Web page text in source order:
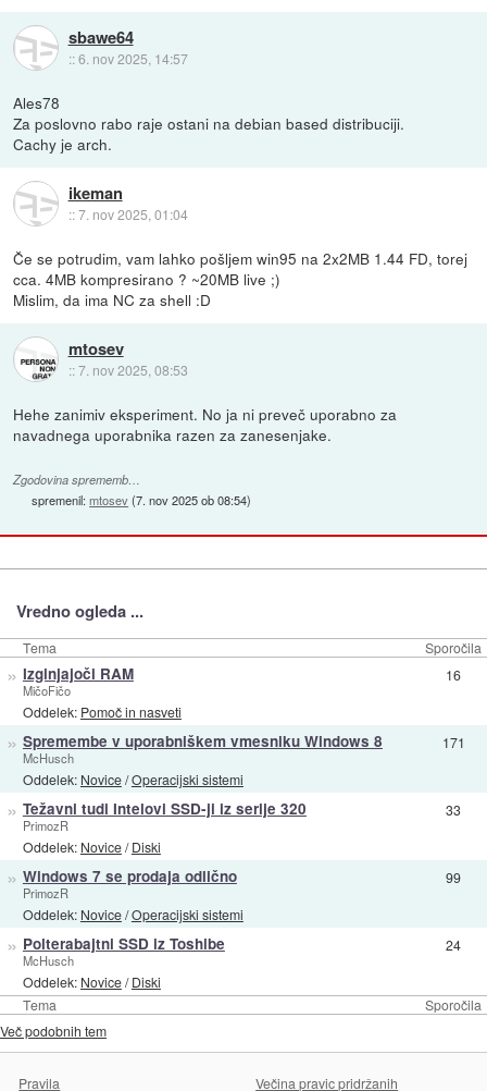
sbawe64
::6. nov 2025, 14:57
Ales78
Za poslovno rabo raje ostani na debian based distribuciji.
Cachy je arch.
ikeman
::7. nov 2025, 01:04
Če se potrudim, vam lahko pošljem win95 na 2x2MB 1.44 FD, torej
cca. 4MB kompresirano ? ~20MB live ;)
Mislim, da ima NC za shell :D
mtosev
::7. nov 2025, 08:53
Hehe zanimiv eksperiment. No ja ni preveč uporabno za
navadnega uporabnika razen za zanesenjake.
Zgodovina sprememb…
spremenil:mtosev(7. nov 2025 ob 08:54)
Vredno ogleda ...
Tema Sporočila
Tema Sporočila
» Izginjajoči RAM
MičoFičo
Oddelek: Pomoč in nasveti
16
» Spremembe v uporabniškem vmesniku Windows 8
McHusch
Oddelek: Novice/Operacijski sistemi
171
» Težavni tudi Intelovi SSD-ji iz serije 320
PrimozR
Oddelek: Novice/Diski
33
» Windows 7 se prodaja odlično
PrimozR
Oddelek: Novice/Operacijski sistemi
99
» Polterabajtni SSD iz Toshibe
McHusch
Oddelek: Novice/Diski
24
Več podobnih tem
Pravila Večina pravic pridržanih